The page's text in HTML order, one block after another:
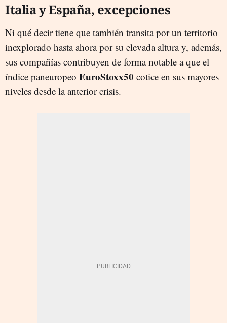
Italia y España, excepciones
Ni qué decir tiene que también transita por un territorio
inexplorado hasta ahora por su elevada altura y, además,
sus compañías contribuyen de forma notable a que el
índice paneuropeo EuroStoxx50 cotice en sus mayores
niveles desde la anterior crisis.